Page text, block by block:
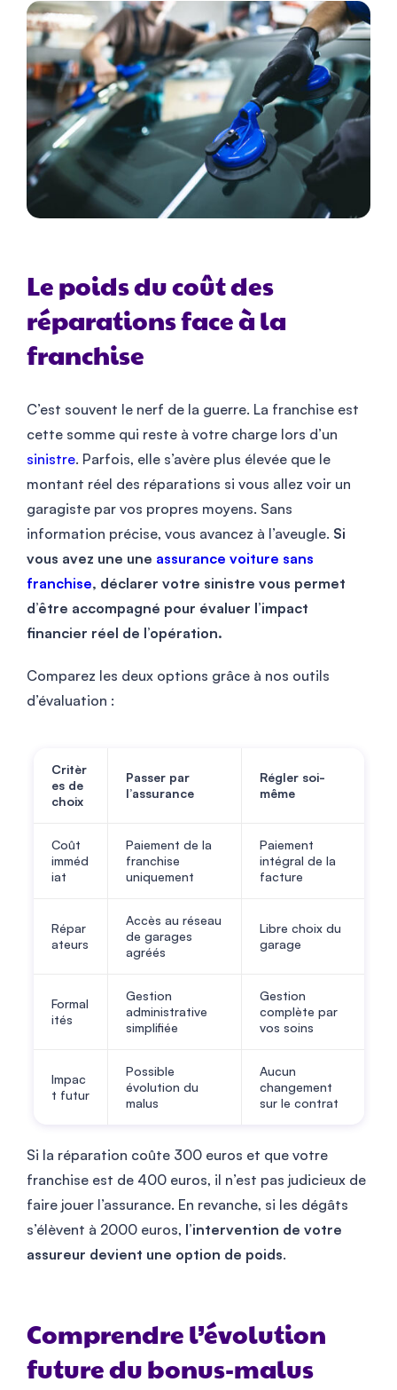
Le poids du coût des
réparations face à la
franchise
C’est souvent le nerf de la guerre. La franchise est
cette somme qui reste à votre charge lors d’un
sinistre. Parfois, elle s’avère plus élevée que le
montant réel des réparations si vous allez voir un
garagiste par vos propres moyens. Sans
information précise, vous avancez à l’aveugle. Si
vous avez une une assurance voiture sans
franchise, déclarer votre sinistre vous permet
d’être accompagné pour évaluer l’impact
financier réel de l’opération.
Comparez les deux options grâce à nos outils
d’évaluation :
Critèr
es de
choix
Passer par
l’assurance
Régler soi-
même
Coût
imméd
iat
Paiement de la
franchise
uniquement
Paiement
intégral de la
facture
Répar
ateurs
Accès au réseau
de garages
agréés
Libre choix du
garage
Formal
ités
Gestion
administrative
simplifiée
Gestion
complète par
vos soins
Impac
t futur
Possible
évolution du
malus
Aucun
changement
sur le contrat
Si la réparation coûte 300 euros et que votre
franchise est de 400 euros, il n’est pas judicieux de
faire jouer l’assurance. En revanche, si les dégâts
s’élèvent à 2000 euros, l’intervention de votre
assureur devient une option de poids.
Comprendre l’évolution
future du bonus-malus